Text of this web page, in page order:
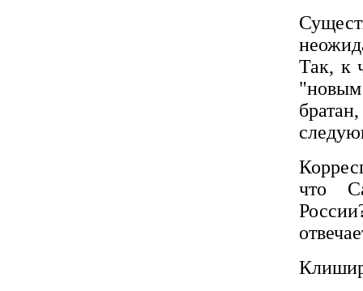
Так, к
что